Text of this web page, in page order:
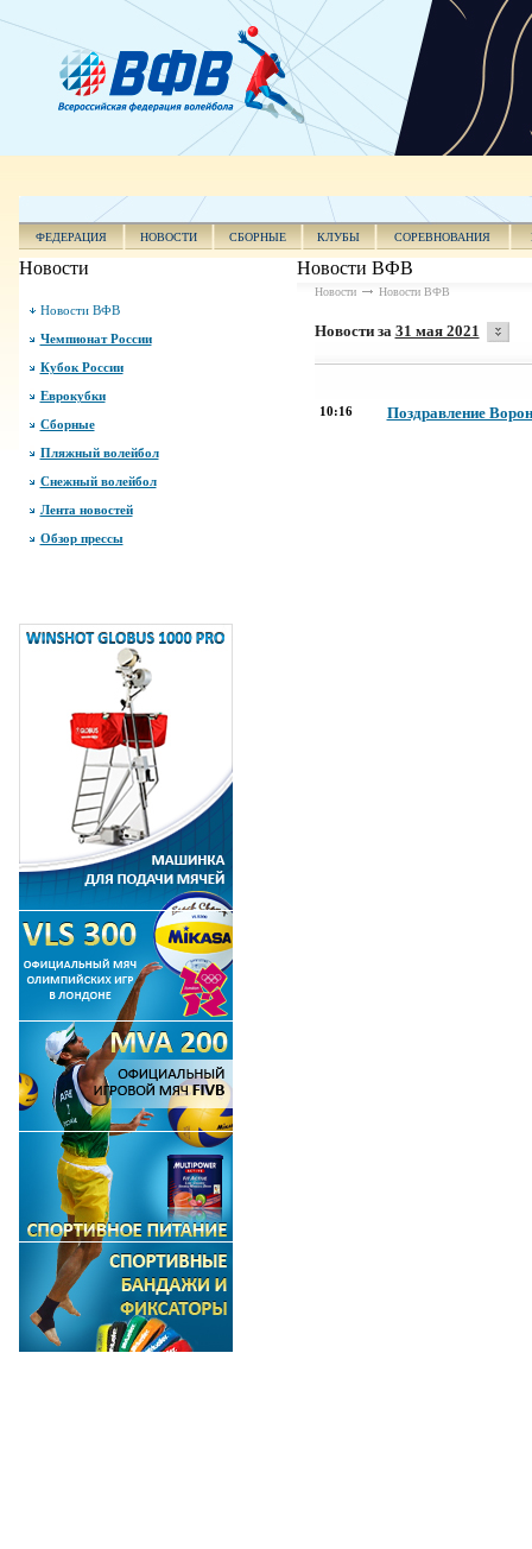
ФЕДЕРАЦИЯ НОВОСТИ СБОРНЫЕ КЛУБЫ СОРЕВНОВАНИЯ
Новости
Новости ВФВ
Чемпионат России
Кубок России
Еврокубки
Сборные
Пляжный волейбол
Снежный волейбол
Лента новостей
Обзор прессы
Новости ВФВ
Новости Новости ВФВ
Новости за 31 мая 2021
10:16 Поздравление